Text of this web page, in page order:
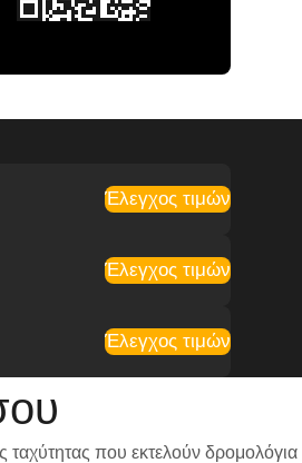
Έλεγχος τιμών
Έλεγχος τιμών
Έλεγχος τιμών
ταχύτητας που εκτελούν δρομολόγια